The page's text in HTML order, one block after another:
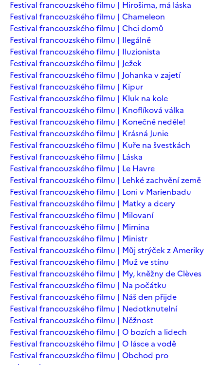
Festival francouzského filmu | Hirošima, má láska
Festival francouzského filmu | Chameleon
Festival francouzského filmu | Chci domů
Festival francouzského filmu | Ilegálně
Festival francouzského filmu | Iluzionista
Festival francouzského filmu | Ježek
Festival francouzského filmu | Johanka v zajetí
Festival francouzského filmu | Kipur
Festival francouzského filmu | Kluk na kole
Festival francouzského filmu | Knoflíková válka
Festival francouzského filmu | Konečně neděle!
Festival francouzského filmu | Krásná Junie
Festival francouzského filmu | Kuře na švestkách
Festival francouzského filmu | Láska
Festival francouzského filmu | Le Havre
Festival francouzského filmu | Lehké zachvění země
Festival francouzského filmu | Loni v Marienbadu
Festival francouzského filmu | Matky a dcery
Festival francouzského filmu | Milovaní
Festival francouzského filmu | Mimina
Festival francouzského filmu | Ministr
Festival francouzského filmu | Můj strýček z Ameriky
Festival francouzského filmu | Muž ve stínu
Festival francouzského filmu | My, kněžny de Clèves
Festival francouzského filmu | Na počátku
Festival francouzského filmu | Náš den přijde
Festival francouzského filmu | Nedotknutelní
Festival francouzského filmu | Něžnost
Festival francouzského filmu | O bozích a lidech
Festival francouzského filmu | O lásce a vodě
Festival francouzského filmu | Obchod pro